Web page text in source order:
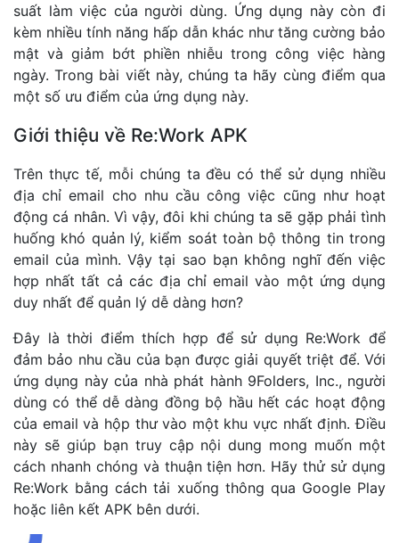
suất làm việc của người dùng. Ứng dụng này còn đi
kèm nhiều tính năng hấp dẫn khác như tăng cường bảo
mật và giảm bớt phiền nhiễu trong công việc hàng
ngày. Trong bài viết này, chúng ta hãy cùng điểm qua
một số ưu điểm của ứng dụng này.
Giới thiệu về Re:Work APK
Trên thực tế, mỗi chúng ta đều có thể sử dụng nhiều
địa chỉ email cho nhu cầu công việc cũng như hoạt
động cá nhân. Vì vậy, đôi khi chúng ta sẽ gặp phải tình
huống khó quản lý, kiểm soát toàn bộ thông tin trong
email của mình. Vậy tại sao bạn không nghĩ đến việc
hợp nhất tất cả các địa chỉ email vào một ứng dụng
duy nhất để quản lý dễ dàng hơn?
Đây là thời điểm thích hợp để sử dụng Re:Work để
đảm bảo nhu cầu của bạn được giải quyết triệt để. Với
ứng dụng này của nhà phát hành 9Folders, Inc., người
dùng có thể dễ dàng đồng bộ hầu hết các hoạt động
của email và hộp thư vào một khu vực nhất định. Điều
này sẽ giúp bạn truy cập nội dung mong muốn một
cách nhanh chóng và thuận tiện hơn. Hãy thử sử dụng
Re:Work bằng cách tải xuống thông qua Google Play
hoặc liên kết APK bên dưới.